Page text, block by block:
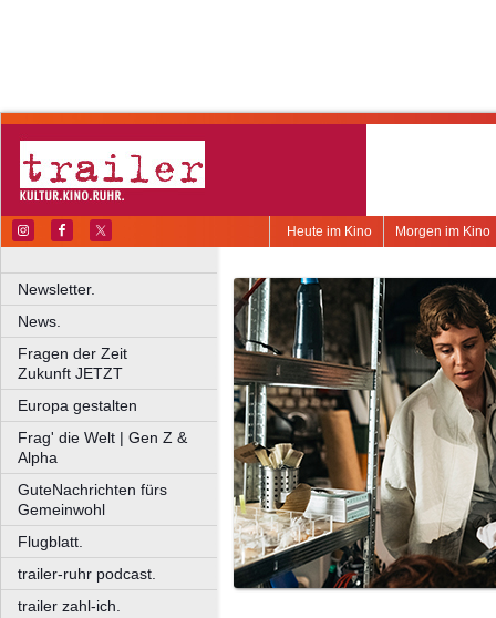
Morgen im Kino
Heute im Kino
Newsletter.
News.
Fragen der Zeit
Zukunft JETZT
Europa gestalten
Frag' die Welt | Gen Z &
Alpha
GuteNachrichten fürs
Gemeinwohl
Flugblatt.
trailer-ruhr podcast.
trailer zahl-ich.